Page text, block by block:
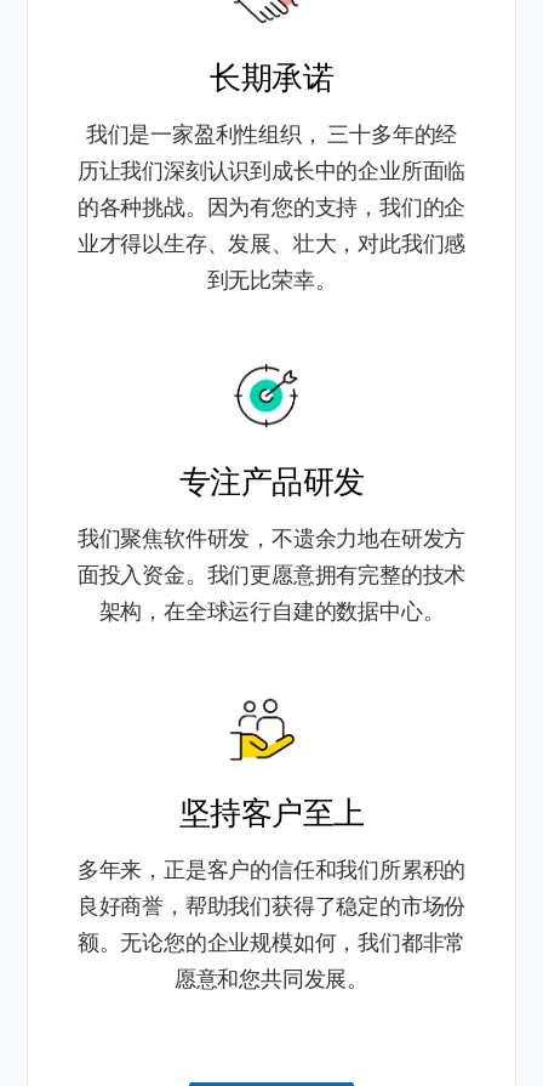
长期承诺
我们是一家盈利性组织， 三十多年的经
历让我们深刻认识到成长中的企业所面临
的各种挑战。因为有您的支持，我们的企
业才得以生存、发展、壮大，对此我们感
到无比荣幸。
专注产品研发
我们聚焦软件研发，不遗余力地在研发方
面投入资金。我们更愿意拥有完整的技术
架构，在全球运行自建的数据中心。
坚持客户至上
多年来，正是客户的信任和我们所累积的
良好商誉，帮助我们获得了稳定的市场份
额。无论您的企业规模如何，我们都非常
愿意和您共同发展。